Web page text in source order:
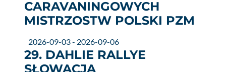
CARAVANINGOWYCH
MISTRZOSTW POLSKI PZM
2026-09-03 - 2026-09-06
29. DAHLIE RALLYE
SŁOWACJA